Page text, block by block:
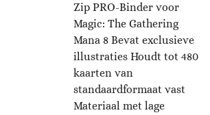
Zip PRO-Binder voor
Magic: The Gathering
Mana 8 Bevat exclusieve
illustraties Houdt tot 480
kaarten van
standaardformaat vast
Materiaal met lage